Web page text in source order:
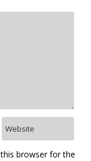
browser for the